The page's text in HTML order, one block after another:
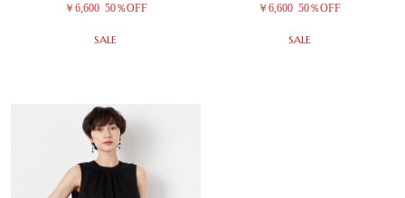
￥6,600 50％OFF
SALE
￥6,600 50％OFF
SALE